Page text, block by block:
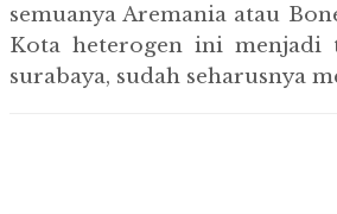
semuanya Aremania atau
Kota heterogen ini menjadi
surabaya, sudah seharusnya